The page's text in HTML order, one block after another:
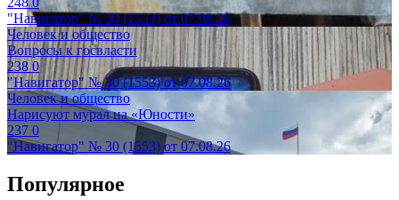
"Навигатор" № 30 (1553) от 07.08.26
Человек и общество
Вопросы к госвласти
2380
"Навигатор" № 30 (1553) от 07.08.26
Человек и общество
Нарисуют мурал на «Юности»
237 0
"Навигатор" № 30 (1553) от 07.08.26
Популярное